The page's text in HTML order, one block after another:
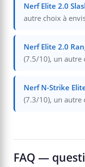
Nerf Elite 2.0
autre choix à
Nerf Elite 2.0
(7.5/10), un autre
Nerf N-Strike
(7.3/10), un autre
FAQ —